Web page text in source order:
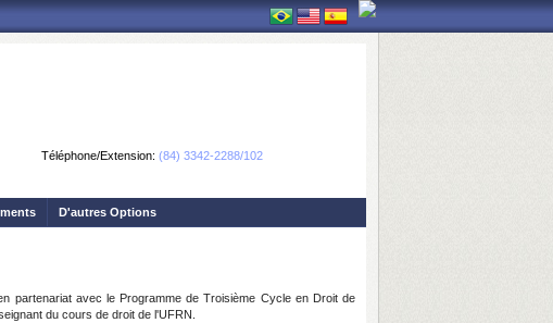
Téléphone/Extension: (84) 3342-2288/102
D'autres Options
partenariat avec le Programme de Troisième Cycle en Droit de
du cours de droit de l'UFRN.